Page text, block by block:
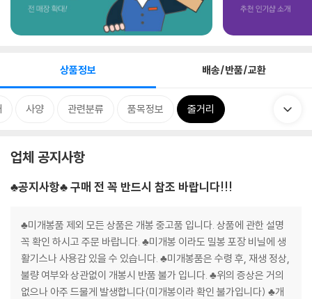
상품정보 배송/반품/교환
사양 관련분류 품목정보 줄거리
업체 공지사항
♣공지사항♣ 구매 전 꼭 반드시 참조 바랍니다!!!
♣미개봉품 제외 모든 상품은 개봉 중고품 입니다. 상품에 관한 설명
꼭 확인 하시고 주문 바랍니다. ♣미개봉 이라도 밀봉 포장 비닐에 생
활기스나 사용감 있을 수 있습니다. ♣미개봉품은 수령 후, 재생 정상,
불량 여부와 상관없이 개봉시 반품 불가 입니다. ♣위의 증상은 거의
없으나 아주 드물게 발생합니다(미개봉이라 확인 불가입니다) ♣개